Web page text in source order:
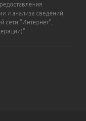
и анализа сведений,
сети "Интернет",